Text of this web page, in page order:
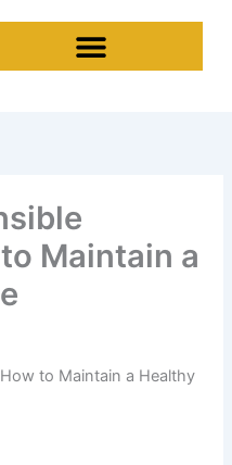
Maintain a
to Maintain a Healthy